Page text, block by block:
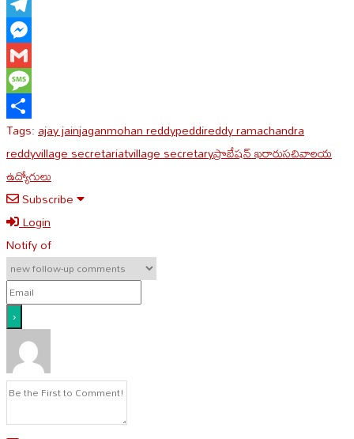
Telegram
Messenger
Gmail
Message
Share
Tags:ajay jainjaganmohan reddypeddireddy ramachandra
reddyvillage secretariatvillage secretaryప్రొబేషన్ ఖరారుసచివాలయ
ఉద్యోగులు
Subscribe
Login
Notify of